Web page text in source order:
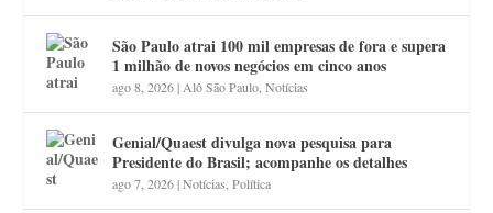
São Paulo atrai 100 mil empresas de fora e supera
1 milhão de novos negócios em cinco anos
ago 8, 2026| Alô São Paulo ,Notícias
Genial/Quaest divulga nova pesquisa para
Presidente do Brasil; acompanhe os detalhes
ago 7, 2026|Notícias ,Política